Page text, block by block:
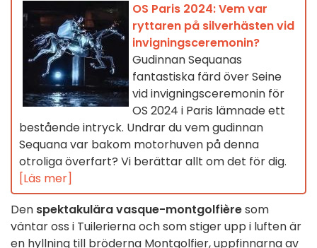
OS Paris 2024: Vem var
ryttaren på silverhästen vid
invigningsceremonin?
Gudinnan Sequanas
fantastiska färd över Seine
vid invigningsceremonin för
OS 2024 i Paris lämnade ett
bestående intryck. Undrar du vem gudinnan
Sequana var bakom motorhuven på denna
otroliga överfart? Vi berättar allt om det för dig.
[Läs mer]
Den spektakulära vasque-montgolfièresom
väntar oss i Tuilerierna och som stiger upp i luften är
en hyllning till bröderna Montgolfier, uppfinnarna av